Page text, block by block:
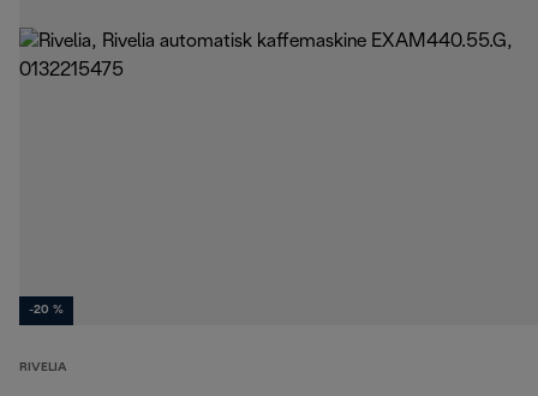
-20 %
RIVELIA